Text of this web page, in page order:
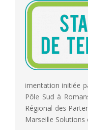
imentation initiée
Pôle Sud à
Régional des
Marseille Solutions